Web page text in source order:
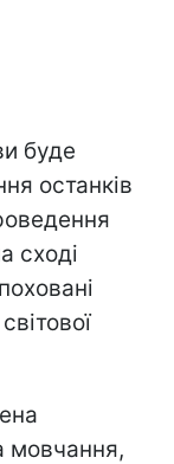
буде
останків
сході
мовчання,